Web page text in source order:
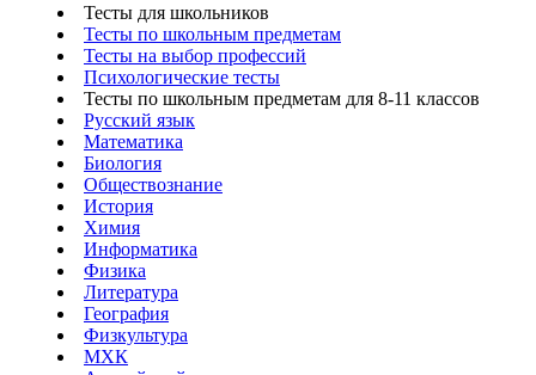
Тесты для школьников
Тесты по школьным предметам
Тесты на выбор профессий
Психологические тесты
Тесты по школьным предметам для 8-11 классов
Русский язык
Математика
Биология
Обществознание
История
Химия
Информатика
Физика
Литература
География
Физкультура
МХК